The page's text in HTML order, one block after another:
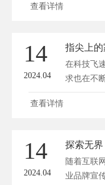
查看详情
14
2024.04
在科技飞
求也在不
查看详情
14
2024.04
随着互联
业品牌宣